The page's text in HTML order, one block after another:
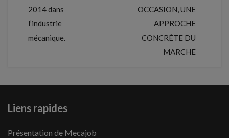
2014 dans
l’industrie
mécanique.
OCCASION, UNE
APPROCHE
CONCRÈTE DU
MARCHE
Liens rapides
Présentation de Mecajob